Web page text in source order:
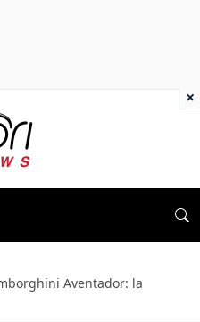
Aventador: la
×